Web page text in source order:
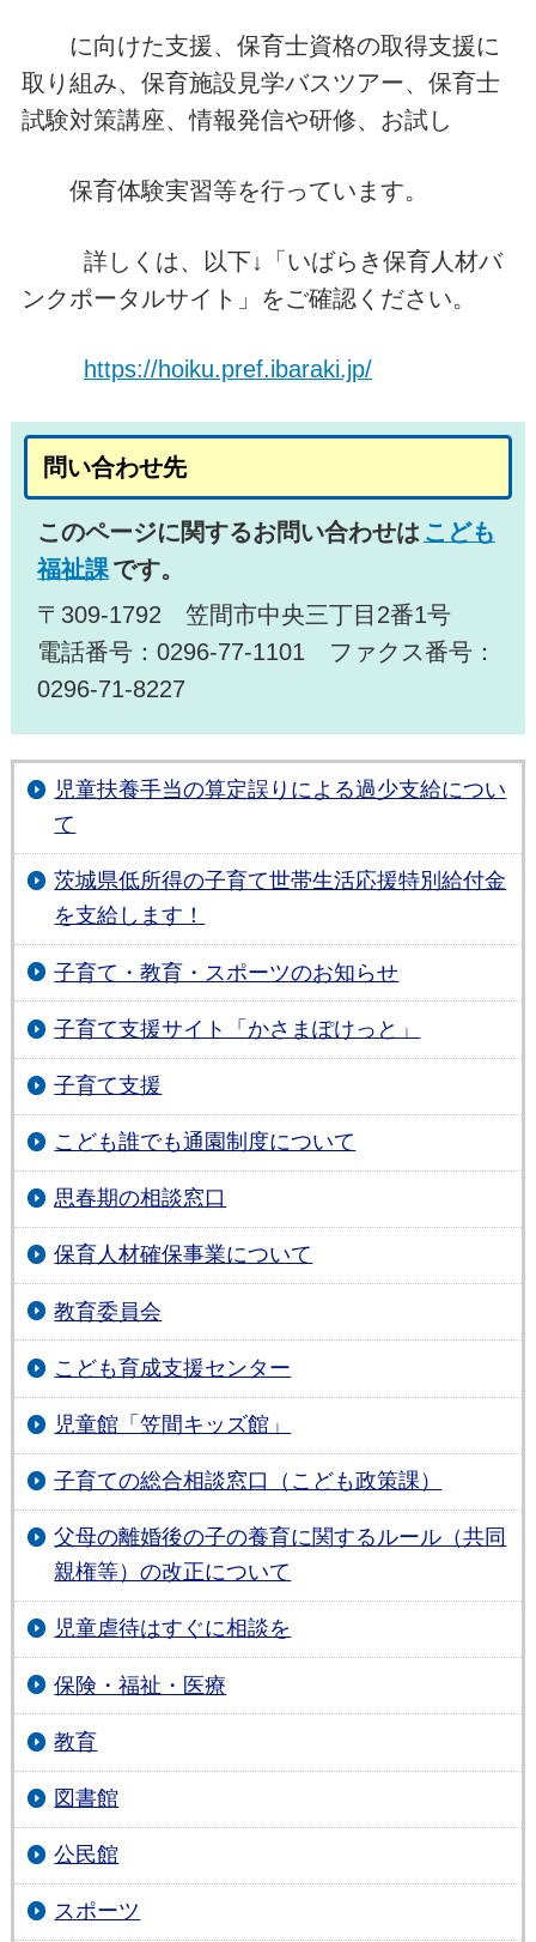
に向けた支援、保育士資格の取得支援に
取り組み、保育施設見学バスツアー、保育士
試験対策講座、情報発信や研修、お試し
保育体験実習等を行っています。
詳しくは、以下↓「いばらき保育人材バ
ンクポータルサイト」をご確認ください。
https://hoiku.pref.ibaraki.jp/
問い合わせ先
このページに関するお問い合わせは こども
福祉課です。
〒309-1792 笠間市中央三丁目2番1号
電話番号：0296-77-1101 ファクス番号：
0296-71-8227
児童扶養手当の算定誤りによる過少支給につい
て
茨城県低所得の子育て世帯生活応援特別給付金
を支給します！
子育て・教育・スポーツのお知らせ
子育て支援サイト「かさまぽけっと」
子育て支援
こども誰でも通園制度について
思春期の相談窓口
保育人材確保事業について
教育委員会
こども育成支援センター
児童館「笠間キッズ館」
子育ての総合相談窓口（こども政策課）
父母の離婚後の子の養育に関するルール（共同
親権等）の改正について
児童虐待はすぐに相談を
保険・福祉・医療
教育
図書館
公民館
スポーツ